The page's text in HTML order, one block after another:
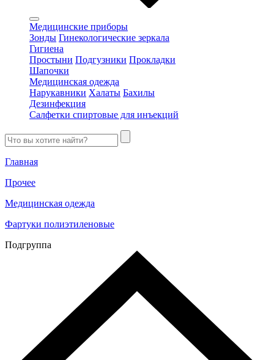
Медицинские приборы
Зонды Гинекологические зеркала
Гигиена
Простыни Подгузники Прокладки
Шапочки
Медицинская одежда
Нарукавники Халаты Бахилы
Дезинфекция
Салфетки спиртовые для инъекций
Главная
Прочее
Медицинская одежда
Фартуки полиэтиленовые
Подгруппа